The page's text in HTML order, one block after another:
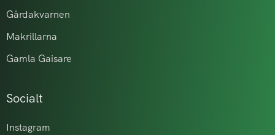
Gårdakvarnen
Makrillarna
Gamla Gaisare
Socialt
Instagram